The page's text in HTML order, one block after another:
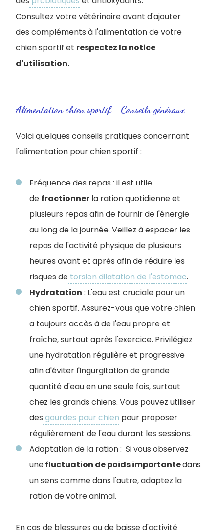
Consultez votre vétérinaire avant d'ajouter
des compléments à l'alimentation de votre
chien sportif et respectez la notice
d'utilisation.
Alimentation chien sportif - Conseils généraux
Voici quelques conseils pratiques concernant
l'alimentation pour chien sportif :
Fréquence des repas : il est utile
de fractionner la ration quotidienne et
plusieurs repas afin de fournir de l'énergie
au long de la journée. Veillez à espacer les
repas de l'activité physique de plusieurs
heures avant et après afin de réduire les
risques de torsion dilatation de l'estomac.
Hydratation : L'eau est cruciale pour un
chien sportif. Assurez-vous que votre chien
a toujours accès à de l'eau propre et
fraîche, surtout après l'exercice. Privilégiez
une hydratation régulière et progressive
afin d'éviter l'ingurgitation de grande
quantité d'eau en une seule fois, surtout
chez les grands chiens. Vous pouvez utiliser
des gourdes pour chien pour proposer
régulièrement de l'eau durant les sessions.
Adaptation de la ration : Si vous observez
unefluctuation de poids importantedans
un sens comme dans l'autre, adaptez la
ration de votre animal.
En cas de blessures ou de baisse d'activité